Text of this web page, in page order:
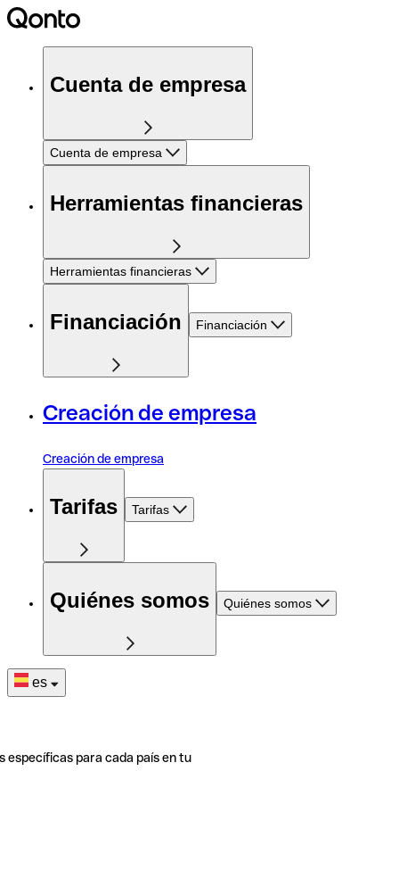
Cuenta de empresa
Cuenta de empresa
Herramientas financieras
Herramientas financieras
Financiación Financiación
Creación de empresa
Creación de empresa
Tarifas Tarifas
Quiénes somos Quiénes somos
es
específicas para cada país en tu